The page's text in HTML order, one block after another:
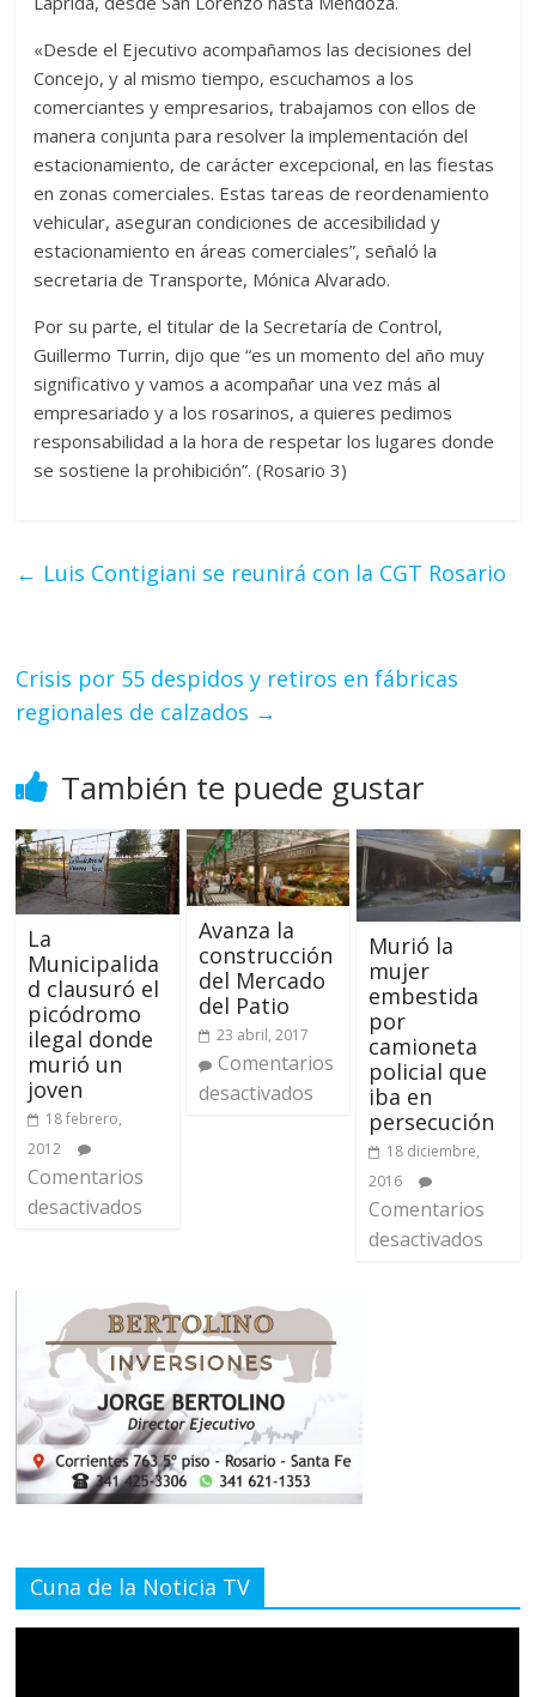
«Desde el Ejecutivo acompañamos las decisiones del
Concejo, y al mismo tiempo, escuchamos a los
comerciantes y empresarios, trabajamos con ellos de
manera conjunta para resolver la implementación del
estacionamiento, de carácter excepcional, en las fiestas
en zonas comerciales. Estas tareas de reordenamiento
vehicular, aseguran condiciones de accesibilidad y
estacionamiento en áreas comerciales”, señaló la
secretaria de Transporte, Mónica Alvarado.
Por su parte, el titular de la Secretaría de Control,
Guillermo Turrin, dijo que “es un momento del año muy
significativo y vamos a acompañar una vez más al
empresariado y a los rosarinos, a quieres pedimos
responsabilidad a la hora de respetar los lugares donde
se sostiene la prohibición”. (Rosario 3)
← Luis Contigiani se reunirá con la CGT Rosario
Crisis por 55 despidos y retiros en fábricas
regionales de calzados →
También te puede gustar
La
Municipalida
d clausuró el
picódromo
ilegal donde
murió un
joven
18 febrero,
2012
Comentarios
desactivados
Avanza la
construcción
del Mercado
del Patio
23 abril, 2017
Comentarios
desactivados
Murió la
mujer
embestida
por
camioneta
policial que
iba en
persecución
18 diciembre,
2016
Comentarios
desactivados
Cuna de la Noticia TV